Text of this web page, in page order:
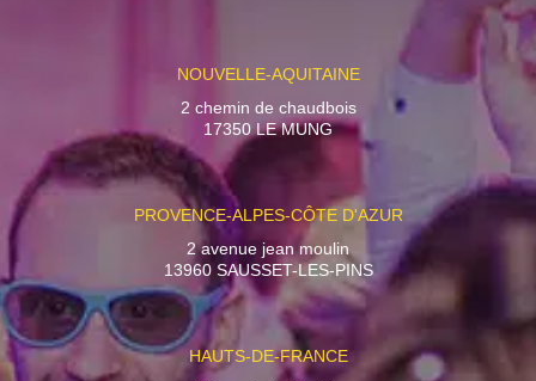
NOUVELLE-AQUITAINE
2 chemin de chaudbois
17350 LE MUNG
PROVENCE-ALPES-CÔTE D'AZUR
2 avenue jean moulin
13960 SAUSSET-LES-PINS
HAUTS-DE-FRANCE